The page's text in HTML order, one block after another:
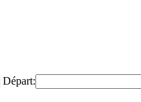
Départ: